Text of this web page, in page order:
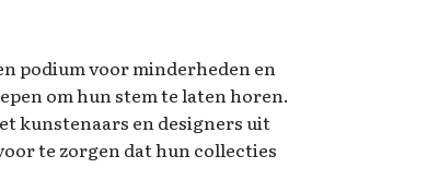
podium voor minderheden en
om hun stem te laten horen.
kunstenaars en designers uit
te zorgen dat hun collecties